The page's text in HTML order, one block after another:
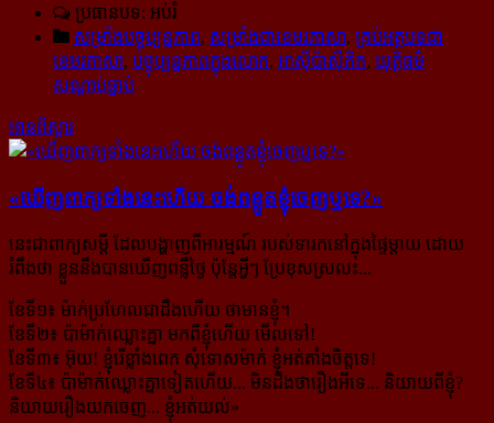
ប្រធានបទ: អប់រំ
សម្រាំងបច្ចុប្បន្នភាព, សម្រាំងជាខេមរភាសា, គ្រប់អត្ថបទជា
ខេមរភាសា, បច្ចុប្បន្នភាពក្នុងលោក, អាស៊ីប៉ាស៊ីភិក, យុត្តិធម៌
សណ្ដាប់ធ្នាប់
អានពិស្ដារ
«ឃើញ​ពាក្យ​ទាំង​នេះ​ហើយ ចង់​ពន្លូត​ខ្ញុំ​ចេញ​ឬ​ទេ?»
នេះជាពាក្យសម្តី ដែលបង្ហាញពីអារម្មណ៍ របស់ទារកនៅក្នុងផ្ទៃម្តាយ ដោយ
រំពឹងថា ខ្លួននឹងបានឃើញពន្លឺថ្ងៃ ប៉ុន្តែអ្វីៗ ប្រែខុសស្រលះ...
ខែទី១៖ ម៉ាក់ប្រហែលជាដឹងហើយ ថាមានខ្ញុំ។
ខែទី២៖ ប៉ាម៉ាក់ឈ្លោះគ្នា មកពីខ្ញុំហើយ មើលទៅ!
ខែទី៣៖ អ៊ុយ! ខ្ញុំរើខ្លាំងពេក សុំទោសម៉ាក់ ខ្ញុំអត់តាំងចិត្តទេ!
ខែទី៤៖ ប៉ាម៉ាក់ឈ្លោះគ្នាទៀតហើយ... មិនដឹងថារឿងអីទេ... និយាយពីខ្ញុំ?
និយាយរឿងយកចេញ... ខ្ញុំអត់យល់»